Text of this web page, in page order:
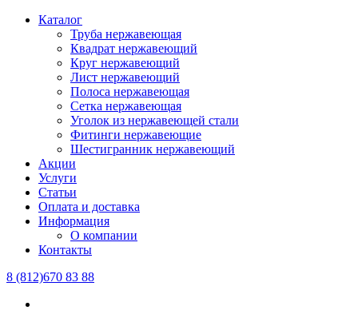
Каталог
Труба нержавеющая
Квадрат нержавеющий
Круг нержавеющий
Лист нержавеющий
Полоса нержавеющая
Сетка нержавеющая
Уголок из нержавеющей стали
Фитинги нержавеющие
Шестигранник нержавеющий
Акции
Услуги
Статьи
Оплата и доставка
Информация
О компании
Контакты
8 (812)670 83 88